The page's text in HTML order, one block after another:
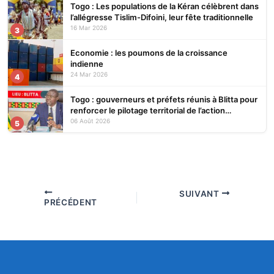
3
Togo : Les populations de la Kéran célèbrent dans
l’allégresse Tislim-Difoini, leur fête traditionnelle
16 Mar 2026
4
Economie : les poumons de la croissance
indienne
24 Mar 2026
5
Togo : gouverneurs et préfets réunis à Blitta pour
renforcer le pilotage territorial de l’action
publique
06 Août 2026
PRÉCÉDENT
SUIVANT